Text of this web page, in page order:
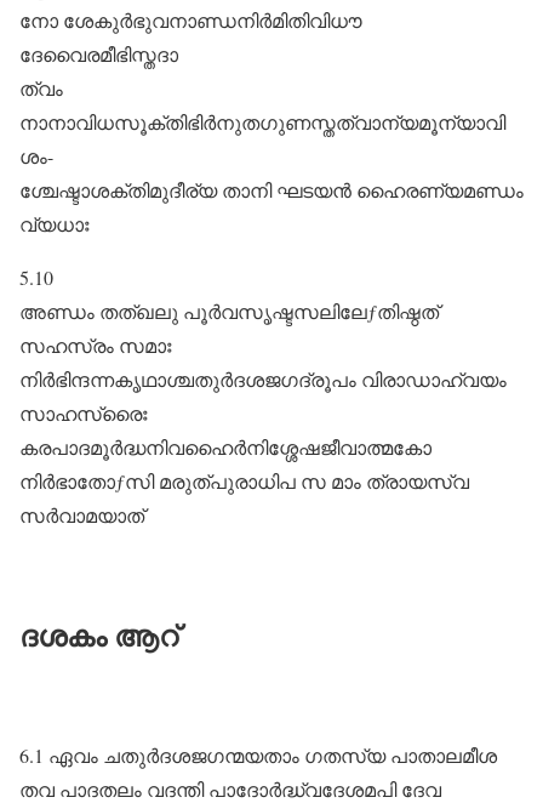
നോ ശേകുർഭുവനാണ്ഡനിർമിതിവിധൗ
ദേവൈരമീഭിസ്തദാ
ത്വം
നാനാവിധസൂക്തിഭിർനുതഗുണസ്തത്വാന്യമൂന്യാവി
ശം-
ശ്ചേഷ്ടാശക്തിമുദീര്യ താനി ഘടയൻ ഹൈരണ്യമണ്ഡം
വ്യധാഃ
5.10
അണ്ഡം തത്ഖലു പൂർവസൃഷ്ടസലിലേƒതിഷ്ഠത്‌
സഹസ്രം സമാഃ
നിർഭിന്ദന്നകൃഥാശ്ചതുർദശജഗദ്രൂപം വിരാഡാഹ്വയം
സാഹസ്രൈഃ
കരപാദമൂർദ്ധനിവഹൈർനിശ്ശേഷജീവാത്മകോ
നിർഭാതോƒസി മരുത്പുരാധിപ സ മാം ത്രായസ്വ
സർവാമയാത്‌
ദശകം ആറ്
6.1 ഏവം ചതുർദശജഗന്മയതാം ഗതസ്യ പാതാലമീശ
തവ പാദതലം വദന്തി പാദോർദ്ധ്വദേശമപി ദേവ